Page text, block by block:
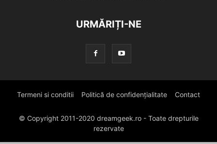
URMĂRIȚI-NE
Termeni si conditii Politică de confidențialitate Contact
© Copyright 2011-2020 dreamgeek.ro - Toate drepturile
rezervate